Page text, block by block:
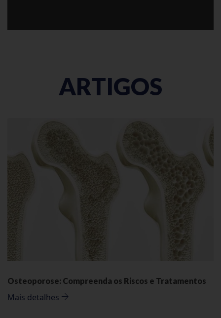
ARTIGOS
Osteoporose: Compreenda os Riscos e Tratamentos
Mais detalhes